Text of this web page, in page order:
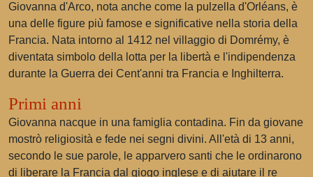
Giovanna d'Arco, nota anche come la pulzella d'Orléans, è
una delle figure più famose e significative nella storia della
Francia. Nata intorno al 1412 nel villaggio di Domrémy, è
diventata simbolo della lotta per la libertà e l'indipendenza
durante la Guerra dei Cent'anni tra Francia e Inghilterra.
Primi anni
Giovanna nacque in una famiglia contadina. Fin da giovane
mostrò religiosità e fede nei segni divini. All'età di 13 anni,
secondo le sue parole, le apparvero santi che le ordinarono
di liberare la Francia dal giogo inglese e di aiutare il re